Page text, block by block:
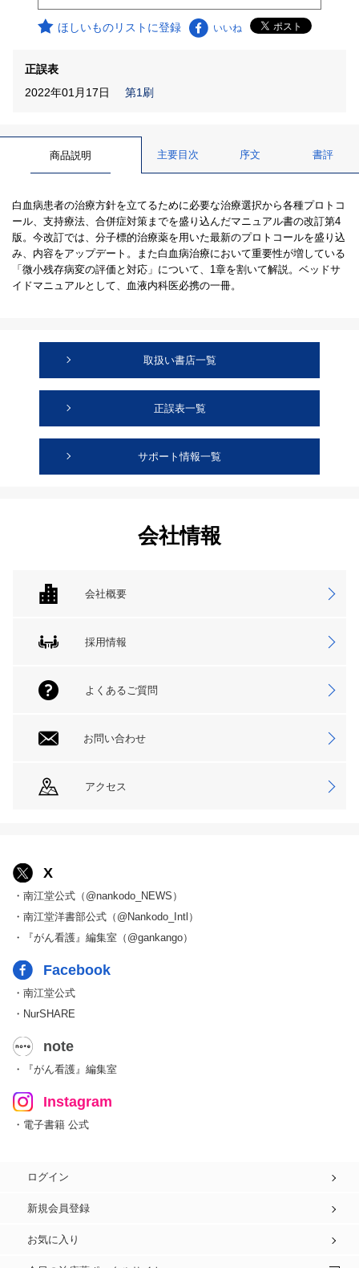
ほしいものリストに登録 いいね
正誤表
2022年01月17日
第1刷
商品説明 主要目次 序文 書評
白血病患者の治療方針を立てるために必要な治療選択から各種プロトコ
ール、支持療法、合併症対策までを盛り込んだマニュアル書の改訂第4
版。今改訂では、分子標的治療薬を用いた最新のプロトコールを盛り込
み、内容をアップデート。また白血病治療において重要性が増している
「微小残存病変の評価と対応」について、1章を割いて解説。ベッドサ
イドマニュアルとして、血液内科医必携の一冊。
取扱い書店一覧
正誤表一覧
サポート情報一覧
会社情報
会社概要
採用情報
よくあるご質問
お問い合わせ
アクセス
X
・南江堂公式（@nankodo_NEWS）
・南江堂洋書部公式（@Nankodo_Intl）
・『がん看護』編集室（@gankango）
Facebook
・南江堂公式
・NurSHARE
note
・『がん看護』編集室
Instagram
・電子書籍 公式
ログイン
新規会員登録
お気に入り